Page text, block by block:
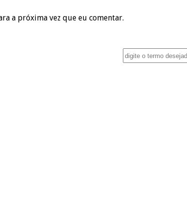
a próxima vez que eu comentar.